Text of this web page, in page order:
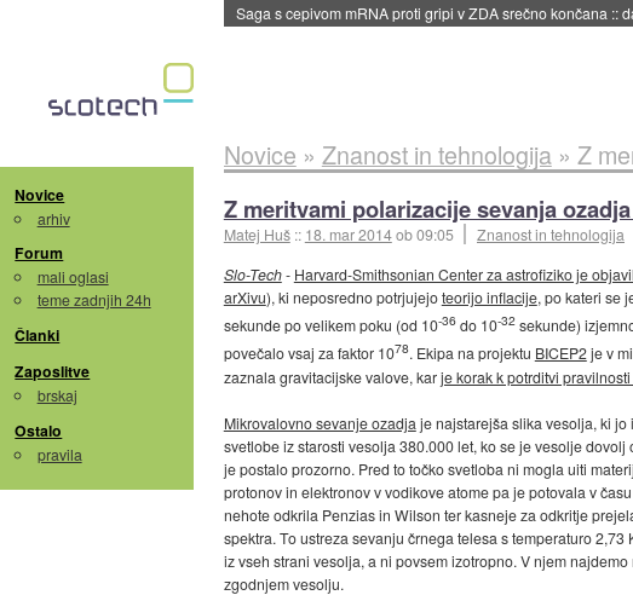
BMW v vozilih začel predvajati reklame::danes ob 06:09
Novice
arhiv
Forum
mali oglasi
teme zadnjih 24h
Članki
Zaposlitve
brskaj
Ostalo
pravila
Novice » Znanost in tehnologija» Z
Z meritvami polarizacije sevanja
Matej Huš :: 18. mar 2014ob 09:05 Znanost in tehnologija
Slo-Tech- Harvard-Smithsonian Center za astrofiziko je
arXivu), ki neposredno potrjujejoteorijo inflacije, po kateri se
sekunde po velikem poku (od 10-36do 10-32sekunde)
povečalo vsaj za faktor 1078. Ekipa na projektu BICEP2je v
zaznala gravitacijske valove, karje korak k potrditvi
Mikrovalovno sevanje ozadja je najstarejša slika vesolja, ki jo
svetlobe iz starosti vesolja 380.000 let, ko se je vesolje
je postalo prozorno. Pred to točko svetloba ni mogla uiti
protonov in elektronov v vodikove atome pa je potovala v
nehote odkrila Penzias in Wilson ter kasneje za odkritje
spektra. To ustreza sevanju črnega telesa s temperaturo
iz vseh strani vesolja, a ni povsem izotropno. V njem
zgodnjem vesolju.